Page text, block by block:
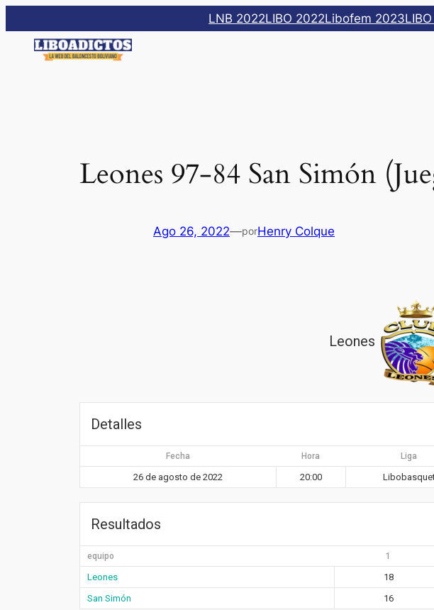
al
contenido
LNB 2022LIBO 2022Libofem 2023
Leones 97-84 San Simón
Ago 26, 2022—porHenry Colque
Leones
Detalles
Fecha Hora Liga
26 de agosto de 2022 20:00
Resultados
equipo 1
Leones 18
San Simón
16